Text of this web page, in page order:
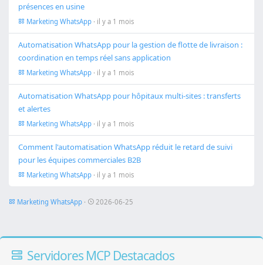
présences en usine
Marketing WhatsApp · il y a 1 mois
Automatisation WhatsApp pour la gestion de flotte de livraison :
coordination en temps réel sans application
Marketing WhatsApp · il y a 1 mois
Automatisation WhatsApp pour hôpitaux multi-sites : transferts
et alertes
Marketing WhatsApp · il y a 1 mois
Comment l'automatisation WhatsApp réduit le retard de suivi
pour les équipes commerciales B2B
Marketing WhatsApp · il y a 1 mois
Marketing WhatsApp · 2026-06-25
Servidores MCP Destacados